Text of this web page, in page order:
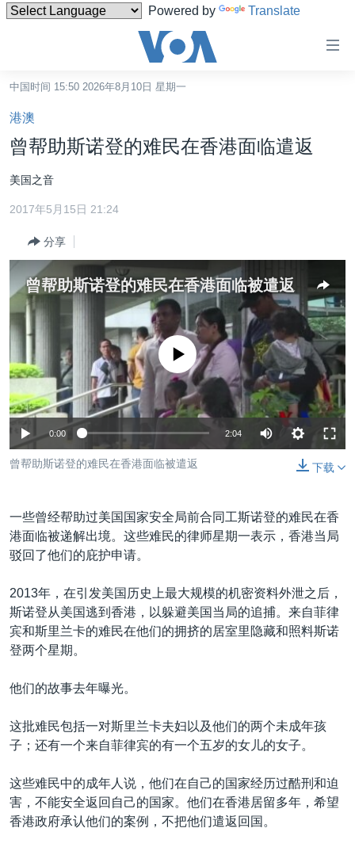
Powered by Translate
碍
链
接
转
内
航
转
到
检
索
中国
台湾
港澳
国际
最新国际新闻
印太
中东
欧洲
美洲
分类新闻
经济·金融·贸易
人权·法律·宗教
科教·文娱·体健
劳工
美中关系
热点专题
白宫要闻
国会报道
美中关系
美国建国250周年
重要讲话与声明
台海两岸关系
南中国海争端
关注西藏
关注新疆
VOA视频
VOA今日焦点
中文广播
关注我们
中国时间 15:50 2026年8月10日 星期一
港澳
曾帮助斯诺登的难民在香港面临遣返
美国之音
2017年5月15日 21:24
分享
曾帮助斯诺登的难民在香港面临被遣返
没有媒体可用资源
0:00 2:04
下载
曾帮助斯诺登的难民在香港面临被遣返
一些曾经帮助过美国国家安全局前合同工斯诺登的难民在香
港面临被递解出境。这些难民的律师星期一表示，香港当局
驳回了他们的庇护申请。
2013年，在引发美国历史上最大规模的机密资料外泄之后，
斯诺登从美国逃到香港，以躲避美国当局的追捕。来自菲律
宾和斯里兰卡的难民在他们的拥挤的居室里隐藏和照料斯诺
登两个星期。
他们的故事去年曝光。
这批难民包括一对斯里兰卡夫妇以及他们的两个未成年孩
子；还有一个来自菲律宾的有一个五岁的女儿的女子。
这些难民中的成年人说，他们在自己的国家经历过酷刑和迫
害，不能安全返回自己的国家。他们在香港居留多年，希望
香港政府承认他们的案例，不把他们遣返回国。